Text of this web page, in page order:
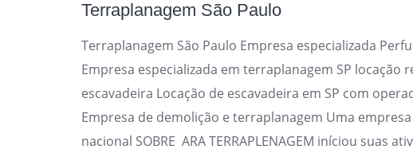
Terraplanagem São Paulo
Terraplanagem São Paulo Empresa especializada
Empresa especializada em terraplanagem SP locação
escavadeira Locação de escavadeira em SP com
Empresa de demolição e terraplanagem Uma
nacional SOBRE ARA TERRAPLENAGEM iníciou suas